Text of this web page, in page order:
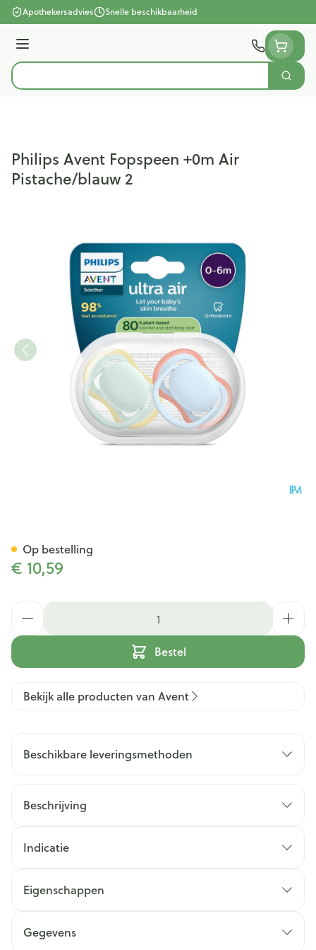
Ga naar de inhoud
Apothekersadvies Snelle beschikbaarheid
Menu
Product, merk, categorie...
Zoek
Philips Avent Fopspeen +0m Air
Pistache/blauw 2
€ 10,59
Bestel
Op bestelling
Bekijk alle producten van Avent
Beschikbare leveringsmethoden
Beschrijving
Indicatie
Eigenschappen
Gegevens